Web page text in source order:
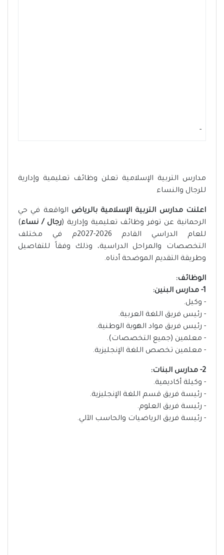
-
مدارس التربية الإسلامية تعلن وظائف تعليمية وإدارية
للرجال والنساء
اعلنت مدارس التربية الإسلامية بالرياض الواقعة في حي
الرحمانية عن توفر وظائف تعليمية وإدارية (رجال / نساء)
للعام الدراسي القادم 2026-2027م في مختلف
التخصصات والمراحل الدراسية، وذلك وفقاً للتفاصيل
وطريقة التقديم الموضحة أدناه.
الوظائف:
1- مدارس البنين:
- وكيل.
- رئيس فريق اللغة العربية.
- رئيس فريق مواد الهوية الوطنية.
- معلمين (جميع التخصصات).
- معلمين تخصص اللغة الإنجليزية.
2- مدارس البنات:
- وكيلة أكاديمية.
- رئيسة فريق قسم اللغة الإنجليزية.
- رئيسة فريق العلوم.
- رئيسة فريق الرياضيات والحاسب الآلي.